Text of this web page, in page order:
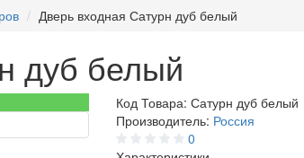
Дверь входная Сатурн дуб белый
дуб белый
Код Товара: Сатурн дуб белый
Производитель: Россия
0